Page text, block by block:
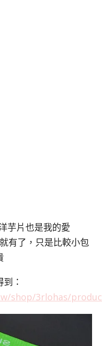
芋片也是我的愛
有了，只是比較小包
：
shop/3rlohas/